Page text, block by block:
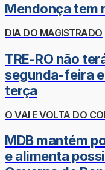
Mendonça tem
DIA DO MAGISTRADO
TRE-RO não
segunda-feira
terça
O VAI E VOLTA DO
MDB mantém
e alimenta